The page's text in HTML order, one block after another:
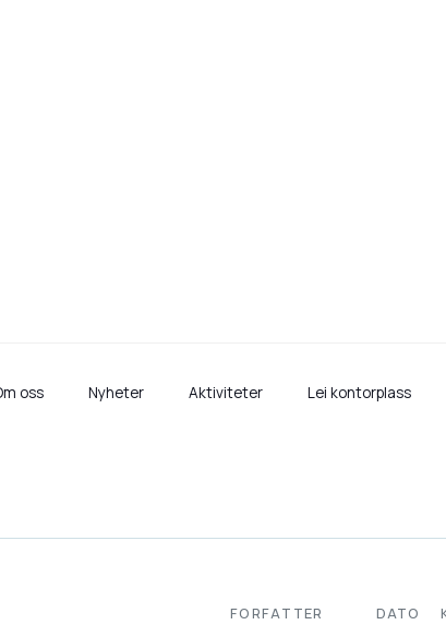
oss Nyheter Aktiviteter Lei kontorplass
klynge i
FORFATTER DATO